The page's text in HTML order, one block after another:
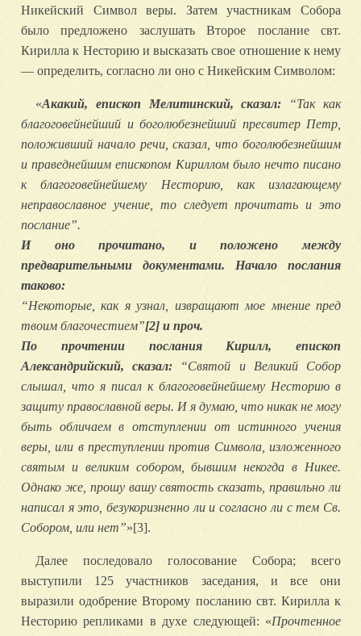
Никейский Символ веры. Затем участникам Собора
было предложено заслушать Второе послание свт.
Кирилла к Несторию и высказать свое отношение к нему
— определить, согласно ли оно с Никейским Символом:
«Акакий, епископ Мелитинский, сказал: “Так как
благоговейнейший и боголюбезнейший пресвитер Петр,
положивший начало речи, сказал, что боголюбезнейшим
и праведнейшим епископом Кириллом было нечто писано
к благоговейнейшему Несторию, как излагающему
неправославное учение, то следует прочитать и это
послание”.
И оно прочитано, и положено между
предварительными документами. Начало послания
таково:
“Некоторые, как я узнал, извращают мое мнение пред
твоим благочестием”[2] и проч.
По прочтении послания Кирилл, епископ
Александрийский, сказал: “Святой и Великий Собор
слышал, что я писал к благоговейнейшему Несторию в
защиту православной веры. И я думаю, что никак не могу
быть обличаем в отступлении от истинного учения
веры, или в преступлении против Символа, изложенного
святым и великим собором, бывшим некогда в Никее.
Однако же, прошу вашу святость сказать, правильно ли
написал я это, безукоризненно ли и согласно ли с тем Св.
Собором, или нет”»[3].
Далее последовало голосование Собора; всего
выступили 125 участников заседания, и все они
выразили одобрение Второму посланию свт. Кирилла к
Несторию репликами в духе следующей: «Прочтенное